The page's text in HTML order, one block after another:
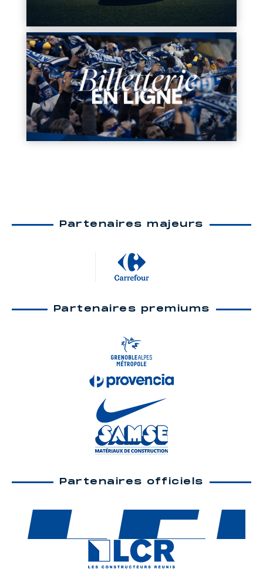
Partenaires majeurs
Partenaires premiums
Partenaires officiels